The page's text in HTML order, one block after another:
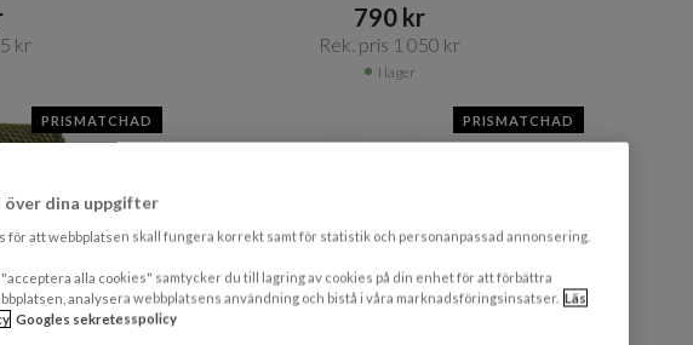
kr​​
790 kr​​
Rek. pris 1 050 kr​​
I lager
PRISMATCHAD PRISMATCHAD
dina uppgifter
för att webbplatsen skall fungera korrekt samt för statistik och personanpassad annonsering.
"acceptera alla cookies" samtycker du till lagring av cookies på din enhet för att förbättra
analysera webbplatsens användning och bistå i våra marknadsföringsinsatser. Läs
Googles sekretesspolicy